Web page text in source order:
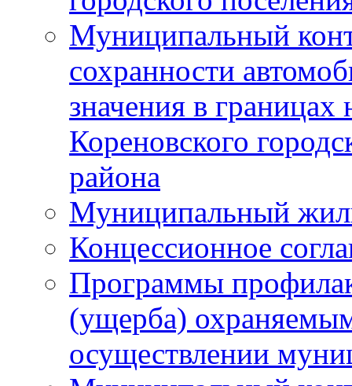
Муниципальный
сохранности
значения в
Кореновского
района
Муниципальный
Концессионное
Программы
(ущерба)
осуществлении